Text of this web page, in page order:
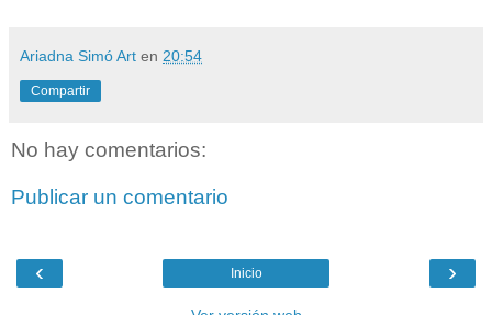
Ariadna Simó Art en 20:54
Compartir
No hay comentarios:
Publicar un comentario
‹ ›
Inicio